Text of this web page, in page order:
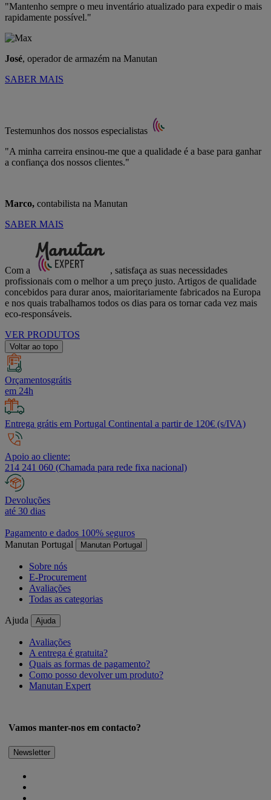
"Mantenho sempre o meu inventário atualizado para expedir o mais
rapidamente possível."
José, operador de armazém na Manutan
SABER MAIS
Testemunhos dos nossos especialistas
"A minha carreira ensinou-me que a qualidade é a base para ganhar
a confiança dos nossos clientes."
Marco, contabilista na Manutan
SABER MAIS
Com a
, satisfaça as suas necessidades
profissionais com o melhor a um preço justo. Artigos de qualidade
concebidos para durar anos, maioritariamente fabricados na Europa
e nos quais trabalhamos todos os dias para os tornar cada vez mais
eco-responsáveis.
VER PRODUTOS
Voltar ao topo
Orçamentosgrátis
em 24h
Entrega grátis em Portugal Continental a partir de 120€ (s/IVA)
Apoio ao cliente:
214 241 060 (Chamada para rede fixa nacional)
Devoluções
até 30 dias
Pagamento e dados 100% seguros
Manutan Portugal
Manutan Portugal
Sobre nós
E-Procurement
Avaliações
Todas as categorias
Ajuda Ajuda
Avaliações
A entrega é gratuita?
Quais as formas de pagamento?
Como posso devolver um produto?
Manutan Expert
Vamos manter-nos em contacto?
Newsletter